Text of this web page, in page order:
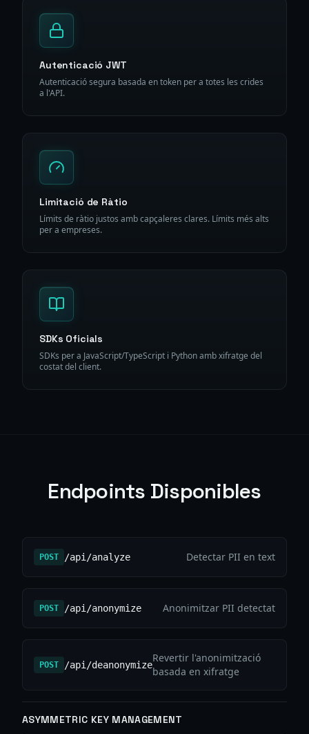
Autenticació JWT
Autenticació segura basada en token per a totes les crides
a l'API.
Limitació de Ràtio
Límits de ràtio justos amb capçaleres clares. Límits més alts
per a empreses.
SDKs Oficials
SDKs per a JavaScript/TypeScript i Python amb xifratge del
costat del client.
Endpoints Disponibles
POST /api/analyze Detectar PII en text
POST /api/anonymize Anonimitzar PII detectat
POST /api/deanonymize
Revertir l'anonimització
basada en xifratge
ASYMMETRIC KEY MANAGEMENT